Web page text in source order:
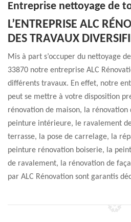
Entreprise nettoyage de
L’ENTREPRISE ALC
DES TRAVAUX
Mis à part s’occuper du nettoyage
33870 notre entreprise ALC
différents travaux. En effet, notre
peut se mettre à votre disposition
rénovation de maison, la rénovation
peinture intérieure, le ravalement
terrasse, la pose de carrelage, la
peinture rénovation boiserie, la
de ravalement, la rénovation de
par ALC Rénovation sont garantis